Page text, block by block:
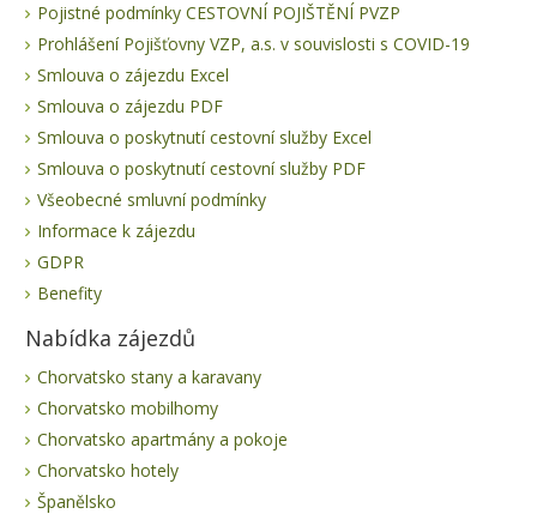
Pojistné podmínky CESTOVNÍ POJIŠTĚNÍ PVZP
Prohlášení Pojišťovny VZP, a.s. v souvislosti s COVID-19
Smlouva o zájezdu Excel
Smlouva o zájezdu PDF
Smlouva o poskytnutí cestovní služby Excel
Smlouva o poskytnutí cestovní služby PDF
Všeobecné smluvní podmínky
Informace k zájezdu
GDPR
Benefity
Nabídka zájezdů
Chorvatsko stany a karavany
Chorvatsko mobilhomy
Chorvatsko apartmány a pokoje
Chorvatsko hotely
Španělsko